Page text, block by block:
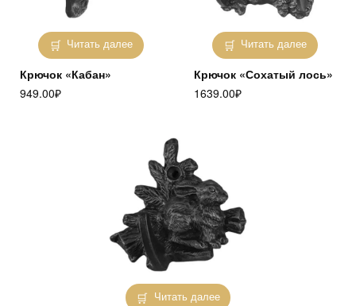
Читать далее
Крючок «Кабан»
949.00₽
Читать далее
Крючок «Сохатый лось»
1639.00₽
Читать далее